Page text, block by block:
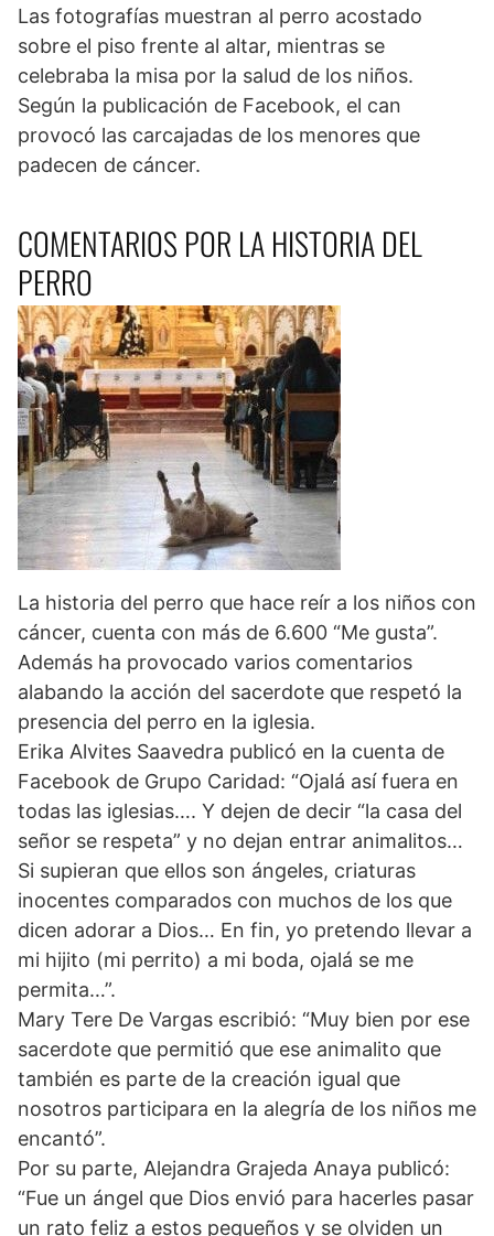
Las fotografías muestran al perro acostado
sobre el piso frente al altar, mientras se
celebraba la misa por la salud de los niños.
Según la publicación de Facebook, el can
provocó las carcajadas de los menores que
padecen de cáncer.
COMENTARIOS POR LA HISTORIA DEL
PERRO
La historia del perro que hace reír a los niños con
cáncer, cuenta con más de 6.600 “Me gusta”.
Además ha provocado varios comentarios
alabando la acción del sacerdote que respetó la
presencia del perro en la iglesia.
Erika Alvites Saavedra publicó en la cuenta de
Facebook de Grupo Caridad: “Ojalá así fuera en
todas las iglesias…. Y dejen de decir “la casa del
señor se respeta” y no dejan entrar animalitos…
Si supieran que ellos son ángeles, criaturas
inocentes comparados con muchos de los que
dicen adorar a Dios… En fin, yo pretendo llevar a
mi hijito (mi perrito) a mi boda, ojalá se me
permita…”.
Mary Tere De Vargas escribió: “Muy bien por ese
sacerdote que permitió que ese animalito que
también es parte de la creación igual que
nosotros participara en la alegría de los niños me
encantó”.
Por su parte, Alejandra Grajeda Anaya publicó:
“Fue un ángel que Dios envió para hacerles pasar
un rato feliz a estos pequeños y se olviden un